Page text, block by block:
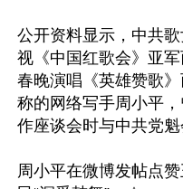
公开资料显示，中共
视《中国红歌会》亚
春晚演唱《英雄赞歌》
称的网络写手周小平
作座谈会时与中共党魁
周小平在微博发帖点